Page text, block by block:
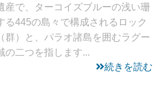
産で、ターコイズブルーの浅い珊
る445の島々で構成されるロック
群）と、パラオ諸島を囲むラグー
の二つを指します...
続きを読む